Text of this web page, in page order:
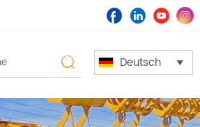
 Deutsch 